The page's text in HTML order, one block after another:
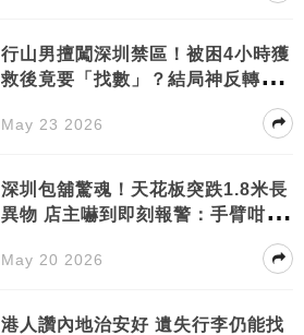
行山男擅闖深圳禁區！被困4小時獲
救後竟要「找數」？結局神反轉全
May 23 2026
深圳包舖驚魂！天花板突跌1.8米長
異物 店主嚇到即刻報警：手臂咁
May 20 2026
港人讚內地治安好 遺失行李仍能找